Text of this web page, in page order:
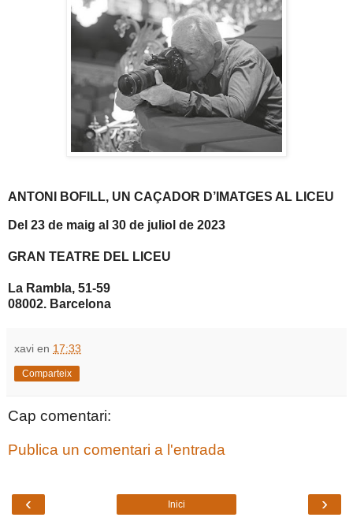
ANTONI BOFILL, UN CAÇADOR D’IMATGES AL LICEU
Del 23 de maig al 30 de juliol de 2023
GRAN TEATRE DEL LICEU
La Rambla, 51-59
08002. Barcelona
xavi en 17:33
Comparteix
Cap comentari:
Publica un comentari a l'entrada
‹ ›
Inici